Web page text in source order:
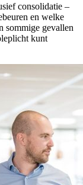
consolidatie –
en welke
sommige gevallen
kunt